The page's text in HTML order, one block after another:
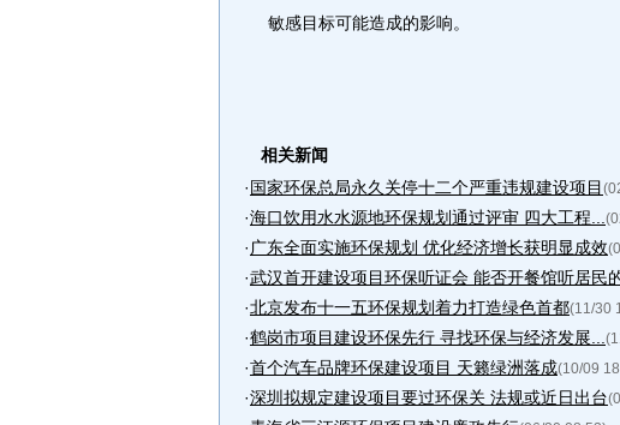
敏感目标可能造成的影响。
相关新闻
·国家环保总局永久关停十二个严重违规建设项目
·海口饮用水水源地环保规划通过评审 四大工程...
· 广东全面实施环保规划 优化经济增长获明显成效
·武汉首开建设项目环保听证会 能否开餐馆听居民
·北京发布十一五环保规划着力打造绿色首都(11/30
·鹤岗市项目建设环保先行 寻找环保与经济发展...
·首个汽车品牌环保建设项目 天籁绿洲落成(10/09
·深圳拟规定建设项目要过环保关 法规或近日出台